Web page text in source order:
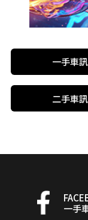
一手車訊
二手車訊
一手